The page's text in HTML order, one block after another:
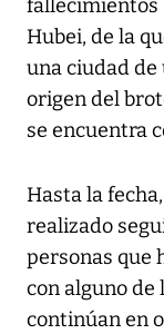
fallecimientos
Hubei, de la
una ciudad de
origen del
se encuentra
Hasta la
realizado
personas que
con alguno de
continúan en